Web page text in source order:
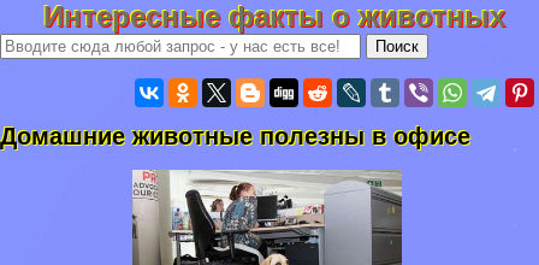
Интересные факты о животных
Домашние животные полезны в офисе